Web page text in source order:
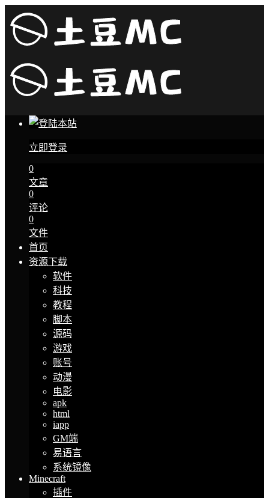
立即登录
0
文章
0
评论
0
文件
首页
资源下载
软件
科技
教程
脚本
源码
游戏
账号
动漫
电影
apk
html
iapp
GM端
易语言
系统镜像
Minecraft
插件